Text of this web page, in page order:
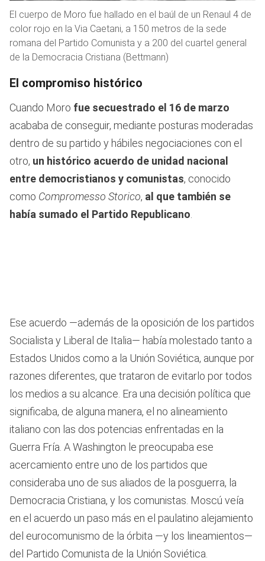
El cuerpo de Moro fue hallado en el baúl de un Renaul 4 de
color rojo en la Via Caetani, a 150 metros de la sede
romana del Partido Comunista y a 200 del cuartel general
de la Democracia Cristiana (Bettmann)
El compromiso histórico
Cuando Moro fue secuestrado el 16 de marzo
acababa de conseguir, mediante posturas moderadas
dentro de su partido y hábiles negociaciones con el
otro, un histórico acuerdo de unidad nacional
entre democristianos y comunistas, conocido
como Compromesso Storico, al que también se
había sumado el Partido Republicano.
Ese acuerdo —además de la oposición de los partidos
Socialista y Liberal de Italia— había molestado tanto a
Estados Unidos como a la Unión Soviética, aunque por
razones diferentes, que trataron de evitarlo por todos
los medios a su alcance. Era una decisión política que
significaba, de alguna manera, el no alineamiento
italiano con las dos potencias enfrentadas en la
Guerra Fría. A Washington le preocupaba ese
acercamiento entre uno de los partidos que
consideraba uno de sus aliados de la posguerra, la
Democracia Cristiana, y los comunistas. Moscú veía
en el acuerdo un paso más en el paulatino alejamiento
del eurocomunismo de la órbita —y los lineamientos—
del Partido Comunista de la Unión Soviética.